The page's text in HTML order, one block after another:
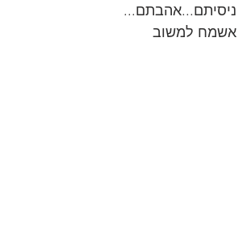
ניסיתם...אהבתם...
אשמח למשוב